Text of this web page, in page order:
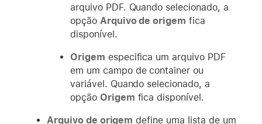
arquivo PDF. Quando selecionado, a
opção Arquivo de origem fica
disponível.
Origem especifica um arquivo PDF
em um campo de container ou
variável. Quando selecionado, a
opção Origem fica disponível.
Arquivo de origem define uma lista de um